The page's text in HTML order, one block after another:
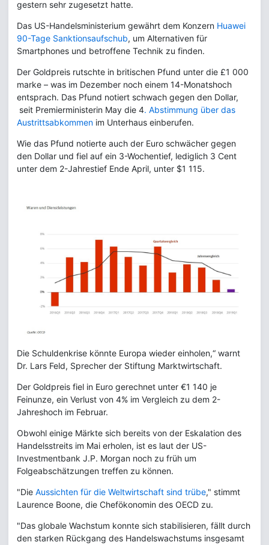
gestern sehr zugesetzt hatte.
Das US-Handelsministerium gewährt dem Konzern Huawei
90-Tage Sanktionsaufschub, um Alternativen für
Smartphones und betroffene Technik zu finden.
Der Goldpreis rutschte in britischen Pfund unter die £1 000
marke – was im Dezember noch einem 14-Monatshoch
entsprach. Das Pfund notiert schwach gegen den Dollar,
seit Premierministerin May die 4. Abstimmung über das
Austrittsabkommen im Unterhaus einberufen.
Wie das Pfund notierte auch der Euro schwächer gegen
den Dollar und fiel auf ein 3-Wochentief, lediglich 3 Cent
unter dem 2-Jahrestief Ende April, unter $1 115.
Die Schuldenkrise könnte Europa wieder einholen,“ warnt
Dr. Lars Feld, Sprecher der Stiftung Marktwirtschaft.
Der Goldpreis fiel in Euro gerechnet unter €1 140 je
Feinunze, ein Verlust von 4% im Vergleich zu dem 2-
Jahreshoch im Februar.
Obwohl einige Märkte sich bereits von der Eskalation des
Handelsstreits im Mai erholen, ist es laut der US-
Investmentbank J.P. Morgan noch zu früh um
Folgeabschätzungen treffen zu können.
"Die Aussichten für die Weltwirtschaft sind trübe," stimmt
Laurence Boone, die Chefökonomin des OECD zu.
"Das globale Wachstum konnte sich stabilisieren, fällt durch
den starken Rückgang des Handelswachstums insgesamt